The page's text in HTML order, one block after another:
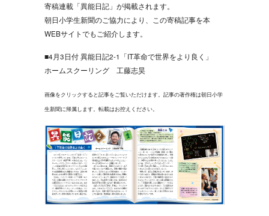
寄稿連載「異能日記」が掲載されます。
朝日小学生新聞のご協力により、この寄稿記事を本
WEBサイトでもご紹介します。
■4月3日付 異能日記2-1「IT革命で世界をより良く」
ホームスクーリング 工藤志昊
画像をクリックすると記事をご覧いただけます。記事の著作権は朝日小学
生新聞に帰属します。転載はお控えください。